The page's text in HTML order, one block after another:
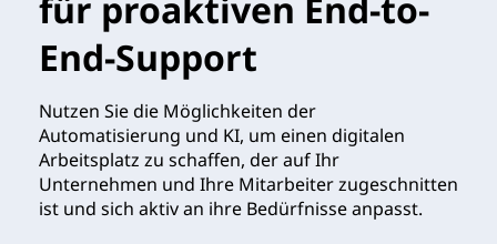
für proaktiven End-to-
End-Support
Nutzen Sie die Möglichkeiten der
Automatisierung und KI, um einen digitalen
Arbeitsplatz zu schaffen, der auf Ihr
Unternehmen und Ihre Mitarbeiter zugeschnitten
ist und sich aktiv an ihre Bedürfnisse anpasst.